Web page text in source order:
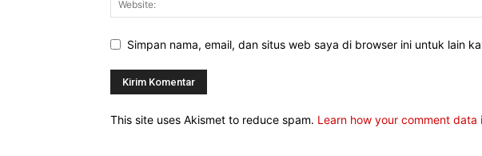
Simpan nama, email, dan situs web saya di browser ini untuk lain
This site uses Akismet to reduce spam. Learn how your comment data